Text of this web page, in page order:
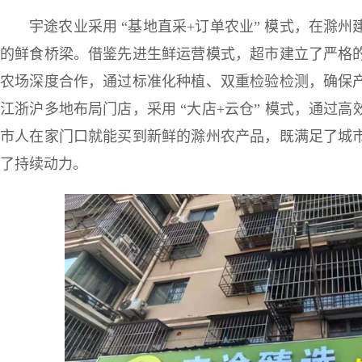
宇途农业采用 “基地直采+订单农业” 模式，在滁
的鲜食桥梁。借鉴先进生鲜运营模式，超市建立了严
农场深度合作，通过标准化种植、双重检验检测，确
江浙沪多地布局门店，采用 “大店+云仓” 模式，通过
市人在家门口就能买到新鲜的滁州农产品，既满足了
了持续动力。